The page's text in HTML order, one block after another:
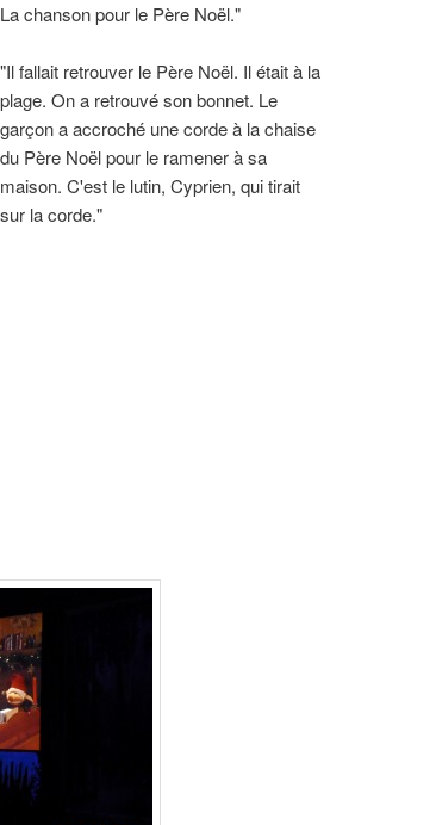
La chanson pour le Père Noël."
"Il fallait retrouver le Père Noël. Il était à la
plage. On a retrouvé son bonnet. Le
garçon a accroché une corde à la chaise
du Père Noël pour le ramener à sa
maison. C'est le lutin, Cyprien, qui tirait
sur la corde."